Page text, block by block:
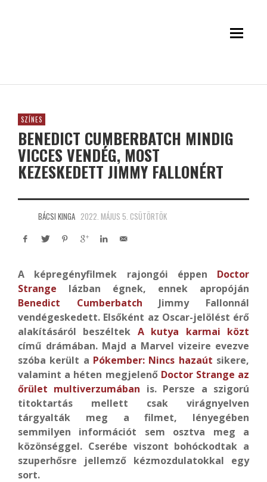
SZÍNES
BENEDICT CUMBERBATCH MINDIG
VICCES VENDÉG, MOST
KEZESKEDETT JIMMY FALLONÉRT
BÁCSI KINGA 2022. MÁJUS 5. CSÜTÖRTÖK
A képregényfilmek rajongói éppen Doctor
Strange lázban égnek, ennek apropóján
Benedict Cumberbatch Jimmy Fallonnál
vendégeskedett. Elsőként az Oscar-jelölést érő
alakításáról beszéltek A kutya karmai közt
című drámában. Majd a Marvel vizeire evezve
szóba került a Pókember: Nincs hazaút sikere,
valamint a héten megjelenő Doctor Strange az
őrület multiverzumában is. Persze a szigorú
titoktartás mellett csak virágnyelven
tárgyalták meg a filmet, lényegében
semmilyen információt sem osztva meg a
közönséggel. Cserébe viszont bohóckodtak a
szuperhősre jellemző kézmozdulatokkal egy
sort.